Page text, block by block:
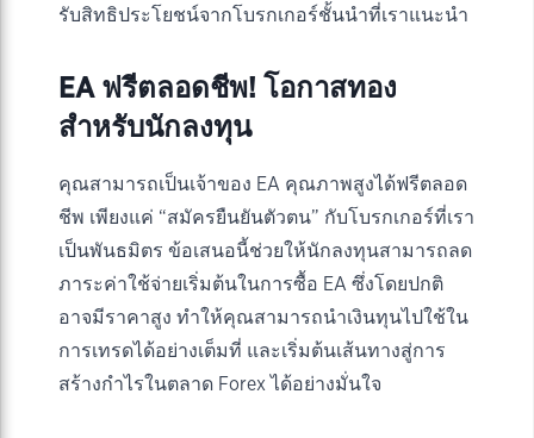
รับสิทธิประโยชน์จากโบรกเกอร์ชั้นนำที่เราแนะนำ
EA ฟรีตลอดชีพ! โอกาสทอง
สำหรับนักลงทุน
คุณสามารถเป็นเจ้าของ EA คุณภาพสูงได้ฟรีตลอด
ชีพ เพียงแค่ “สมัครยืนยันตัวตน” กับโบรกเกอร์ที่เรา
เป็นพันธมิตร ข้อเสนอนี้ช่วยให้นักลงทุนสามารถลด
ภาระค่าใช้จ่ายเริ่มต้นในการซื้อ EA ซึ่งโดยปกติ
อาจมีราคาสูง ทำให้คุณสามารถนำเงินทุนไปใช้ใน
การเทรดได้อย่างเต็มที่ และเริ่มต้นเส้นทางสู่การ
สร้างกำไรในตลาด Forex ได้อย่างมั่นใจ